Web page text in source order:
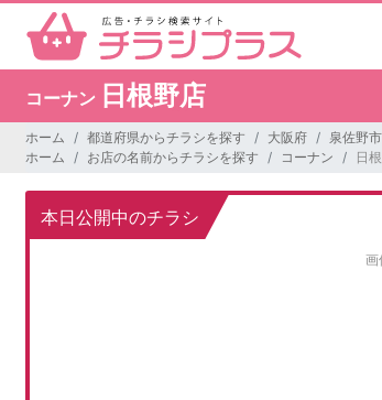
コーナン 日根野店
ホーム 都道府県からチラシを探す 大阪府 泉佐野市
ホーム
お店の名前からチラシを探す コーナン 日
本日公開中のチラシ
画